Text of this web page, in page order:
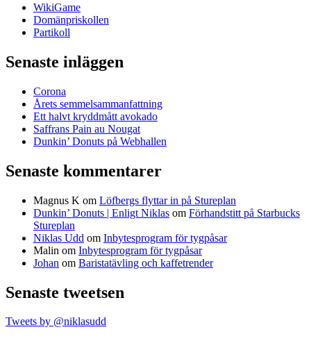
WikiGame
Domänpriskollen
Partikoll
Senaste inläggen
Corona
Årets semmelsammanfattning
Ett halvt kryddmått avokado
Saffrans Pain au Nougat
Dunkin’ Donuts på Webhallen
Senaste kommentarer
Magnus K om Löfbergs flyttar in på Stureplan
Dunkin’ Donuts | Enligt Niklas om Förhandstitt på Starbucks
Stureplan
Niklas Udd om Inbytesprogram för tygpåsar
Malin om Inbytesprogram för tygpåsar
Johan om Baristatävling och kaffetrender
Senaste tweetsen
Tweets by @niklasudd